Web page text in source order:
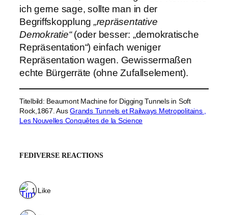
ich gerne sage, sollte man in der
Begriffskopplung „repräsentative
Demokratie“(oder besser: „demokratische
Repräsentation“) einfach weniger
Repräsentation wagen. Gewissermaßen
echte Bürgerräte (ohne Zufallselement).
Titelbild: Beaumont Machine for Digging Tunnels in Soft
Rock,1867. AusGrands Tunnels et Railways Metropolitains ,
Les Nouvelles Conquêtes de la Science
FEDIVERSE REACTIONS
1 Like